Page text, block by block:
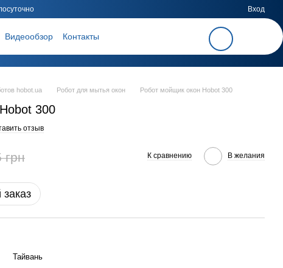
Вход
Видеообзор Контакты
hobot.ua Робот для мытья окон Робот мойщик окон Hobot 300
300
отзыв
грн К сравнению В желания
Тайвань